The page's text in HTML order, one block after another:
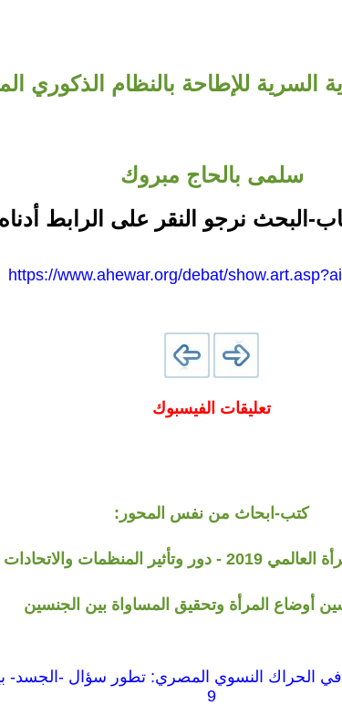
السرية للإطاحة بالنظام الذكوري
سلمى بالحاج مبروك
البحث نرجو النقر على الرابط
https://www.ahewar.org/debat/
تعليقات الفيسبوك
كتب-ابحاث من نفس المحور:
ملف 8 آذار / مارس يوم المرأة العالمي 2019 - دور وتأثير
أوضاع المرأة وتحقيق المساواة بين الجنسين
9